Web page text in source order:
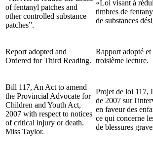
of fentanyl patches and
other controlled substance
patches”.
«Loi visant à
timbres de
de substances
Report adopted and
Ordered for Third Reading.
Rapport adopté et
troisième lecture.
Bill 117, An Act to amend
the Provincial Advocate for
Children and Youth Act,
2007 with respect to notices
of critical injury or death.
Miss Taylor.
Projet de loi 117,
de 2007 sur
en faveur des
ce qui concerne
de blessures